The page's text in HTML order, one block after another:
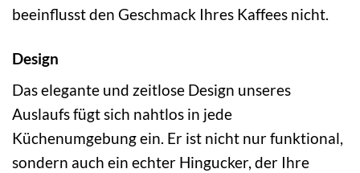
beeinflusst den Geschmack Ihres Kaffees nicht.
Design
Das elegante und zeitlose Design unseres
Auslaufs fügt sich nahtlos in jede
Küchenumgebung ein. Er ist nicht nur funktional,
sondern auch ein echter Hingucker, der Ihre